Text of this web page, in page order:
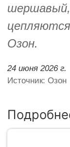
шершавый,
Озон.
24 июня 2026 г.
Источник: Озон